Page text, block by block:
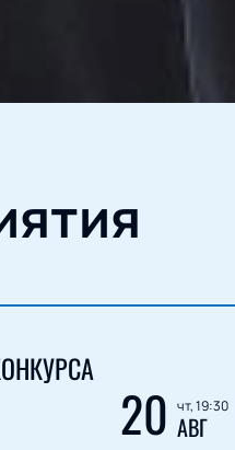
20 чт, 19:30
АВГ